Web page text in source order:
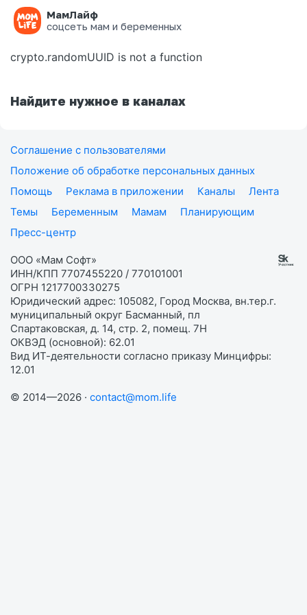
МамЛайф
соцсеть мам и беременных
Ошибка на странице
crypto.randomUUID is not a function
Найдите нужное в каналах
Соглашение с пользователями
Положение об обработке персональных данных
Помощь
Реклама в приложении Каналы
Лента
Темы
Беременным Мамам
Планирующим
Пресс-центр
ООО «Мам Софт»
ИНН/КПП 7707455220 / 770101001
ОГРН 1217700330275
Юридический адрес: 105082, Город Москва, вн.тер.г.
муниципальный округ Басманный, пл
Спартаковская, д. 14, стр. 2, помещ. 7Н
ОКВЭД (основной): 62.01
Вид ИТ-деятельности согласно приказу Минцифры:
12.01
© 2014—2026 · contact@mom.life